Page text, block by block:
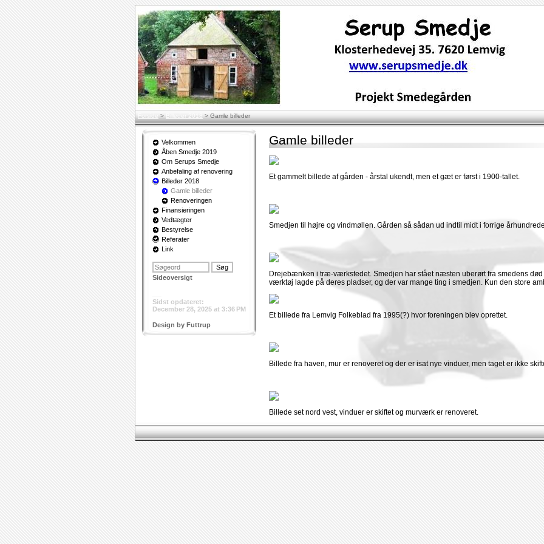
Forside > Billeder 2018 > Gamle billeder
Velkommen
Åben Smedje 2019
Om Serups Smedje
Anbefaling af renovering
Billeder 2018
Gamle billeder
Renoveringen
Finansieringen
Vedtægter
Bestyrelse
Referater
Link
Sideoversigt
Sidst opdateret:
December 28, 2025 at 3:36 PM
Design by Futtrup
Gamle billeder
Et gammelt billede af gården - årstal ukendt, men et gæt er først i 1900-tallet.
Smedjen til højre og vindmøllen. Gården så sådan ud indtil midt i forrige
Drejebænken i træ-værkstedet. Smedjen har stået næsten uberørt fra smedens
værktøj lagde på deres pladser, og der var mange ting i smedjen. Kun den store
Et billede fra Lemvig Folkeblad fra 1995(?) hvor foreningen blev oprettet.
Billede fra haven, mur er renoveret og der er isat nye vinduer, men taget er ikke
Billede set nord vest, vinduer er skiftet og murværk er renoveret.